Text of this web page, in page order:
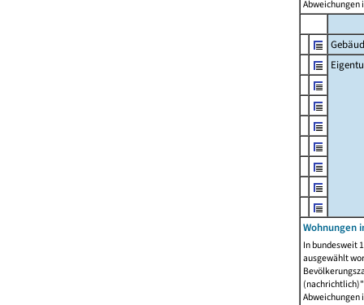
Abweichungen
Wohnungen
In bundesweit
ausgewählt
Abweichungen